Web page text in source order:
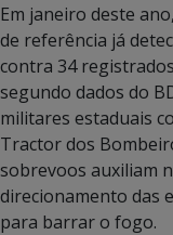
Em janeiro deste
de referência já
contra 34
segundo dados do
militares estaduais
Tractor dos
sobrevoos auxiliam
direcionamento das
para barrar o fogo.